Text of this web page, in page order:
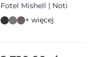
Fotel Mishell | Noti
+ więcej